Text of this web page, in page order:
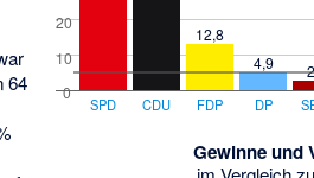
20
10
0
12,8
4,9
SPD CDU FDP DP
Gewinne und
64